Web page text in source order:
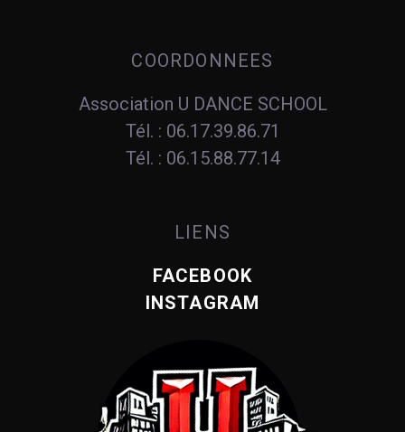
COORDONNEES
Association U DANCE SCHOOL
Tél. : 06.17.39.86.71
Tél. : 06.15.88.77.14
LIENS
FACEBOOK
INSTAGRAM